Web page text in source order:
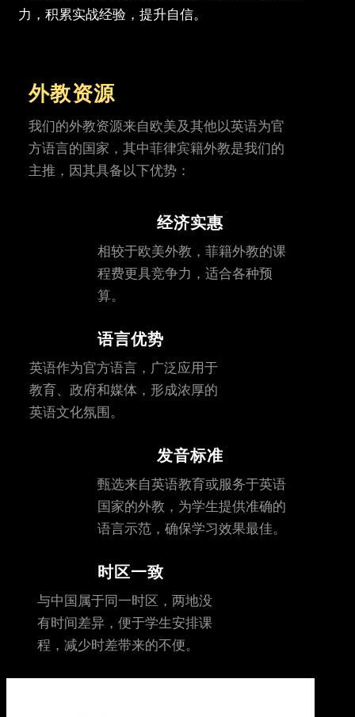
力，积累实战经验，提升自信。
外教资源
我们的外教资源来自欧美及其他以英语为官
方语言的国家，其中菲律宾籍外教是我们的
主推，因其具备以下优势：
经济实惠
相较于欧美外教，菲籍外教的课
程费更具竞争力，适合各种预
算。
语言优势
英语作为官方语言，广泛应用于
教育、政府和媒体，形成浓厚的
英语文化氛围。
发音标准
甄选来自英语教育或服务于英语
国家的外教，为学生提供准确的
语言示范，确保学习效果最佳。
时区一致
与中国属于同一时区，两地没
有时间差异，便于学生安排课
程，减少时差带来的不便。